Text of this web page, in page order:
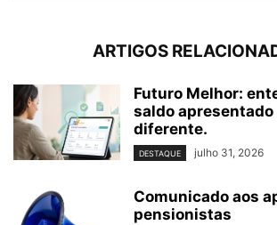
ARTIGOS
Futuro Melhor:
saldo apresentado
diferente.
DESTAQUE julho 31, 2026
Comunicado aos
pensionistas